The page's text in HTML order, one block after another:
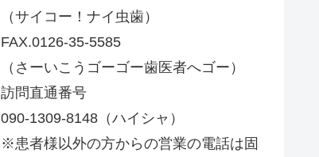
（サイコー！ナイ虫歯）
FAX.0126-35-5585
（さーいこうゴーゴー歯医者へゴー）
訪問直通番号
090-1309-8148（ハイシャ）
※患者様以外の方からの営業の電話は固